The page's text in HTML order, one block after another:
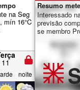
na Seg
mín 16°C
11
noite
Resumo
Interessado
previsão
se membro